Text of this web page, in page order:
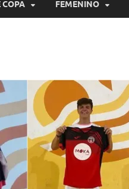
COPA FEMENINO